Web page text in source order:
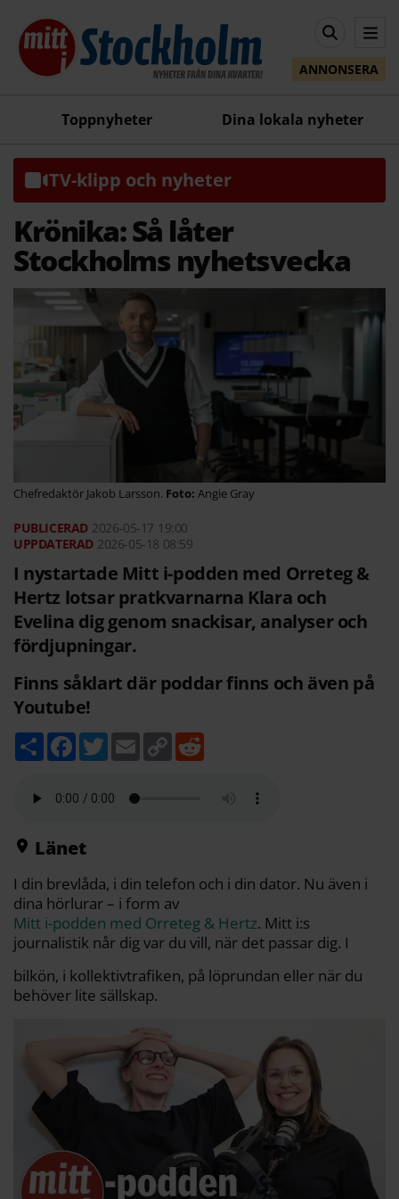
ANNONSERA
Toppnyheter Dina lokala nyheter
TV-klipp och nyheter
Krönika: Så låter
Stockholms nyhetsvecka
Chefredaktör Jakob Larsson. Angie Gray
2026-05-17 19:00
2026-05-18 08:59
I nystartade Mitt i-podden med Orreteg &
Hertz lotsar pratkvarnarna Klara och
Evelina dig genom snackisar, analyser och
fördjupningar.
Finns såklart där poddar finns och även på
Youtube!
D
e
F
c
b
k
T
w
t
E
m
a
C
o
p
Länet
I din brevlåda, i din telefon och i din dator. Nu även i
dina hörlurar – i form av
Mitt i-podden med Orreteg & Hertz. Mitt i:s
journalistik når dig var du vill, när det passar dig. I
bilkön, i kollektivtrafiken, på löprundan eller när du
behöver lite sällskap.